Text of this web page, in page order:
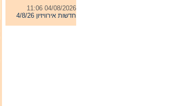
04/08/2026 11:06
חדשות אירוויזיון 4/8/26
31/07/2026 08:54